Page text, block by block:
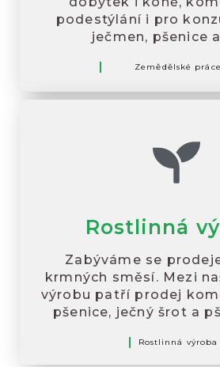
podestýlání i pro
ječmen, pšenice
Zemědělské práce
Rostlinná
Zabýváme se
krmných směsí. Mezi
výrobu patří prodej
pšenice, ječný šrot a
Rostlinná výroba